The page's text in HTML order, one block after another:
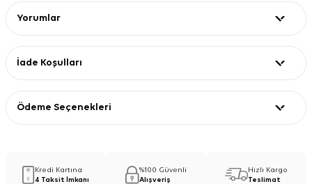
Yorumlar
İade Koşulları
Ödeme Seçenekleri
Kredi Kartına
4 Taksit İmkanı
%100 Güvenli
Alışveriş
Hızlı Kargo
Teslimat